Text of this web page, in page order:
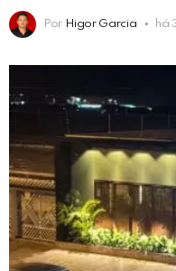
Por Higor Garcia há